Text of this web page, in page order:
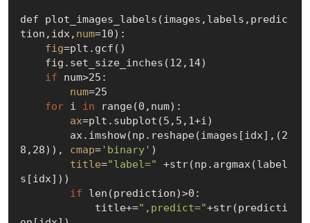
def plot_images_labels(images,labels,predic
tion,idx, num=10):
fig=plt.gcf()
if num>25:
num=25
for i in range(0,num):
ax=plt.subplot(5,5,1+i)
8,28)), cmap='binary' )
title="label=" +str(np.argmax(label
s[idx]))
if len(prediction)>0:
            title+=
",predict="+str(predicti